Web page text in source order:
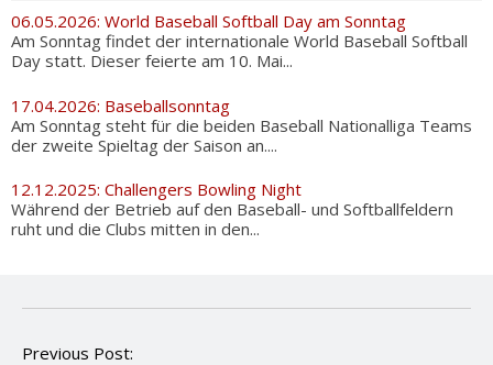
06.05.2026: World Baseball Softball Day am Sonntag
Am Sonntag findet der internationale World Baseball Softball
Day statt. Dieser feierte am 10. Mai...
17.04.2026: Baseballsonntag
Am Sonntag steht für die beiden Baseball Nationalliga Teams
der zweite Spieltag der Saison an....
12.12.2025: Challengers Bowling Night
Während der Betrieb auf den Baseball- und Softballfeldern
ruht und die Clubs mitten in den...
P
Previous Post: